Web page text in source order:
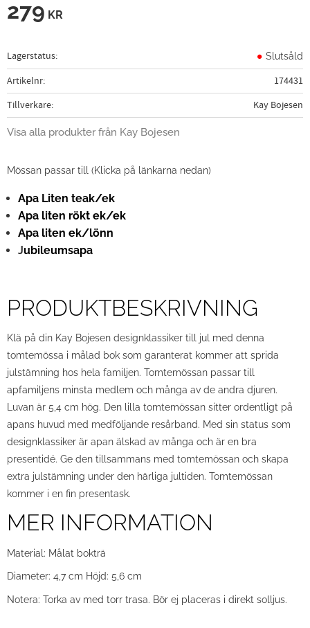
279 KR
Lagerstatus Slutsåld
Artikelnr
174431
Tillverkare
Kay Bojesen
Visa alla produkter från Kay Bojesen
Mössan passar till (Klicka på länkarna nedan)
Apa Liten teak/ek
Apa liten rökt ek/ek
Apa liten ek/lönn
Jubileumsapa
PRODUKTBESKRIVNING
Klä på din Kay Bojesen designklassiker till jul med denna
tomtemössa i målad bok som garanterat kommer att sprida
julstämning hos hela familjen. Tomtemössan passar till
apfamiljens minsta medlem och många av de andra djuren.
Luvan är 5,4 cm hög. Den lilla tomtemössan sitter ordentligt på
apans huvud med medföljande resårband. Med sin status som
designklassiker är apan älskad av många och är en bra
presentidé. Ge den tillsammans med tomtemössan och skapa
extra julstämning under den härliga jultiden. Tomtemössan
kommer i en fin presentask.
MER INFORMATION
Material: Målat bokträ
Diameter: 4,7 cm Höjd: 5,6 cm
Notera: Torka av med torr trasa. Bör ej placeras i direkt solljus.